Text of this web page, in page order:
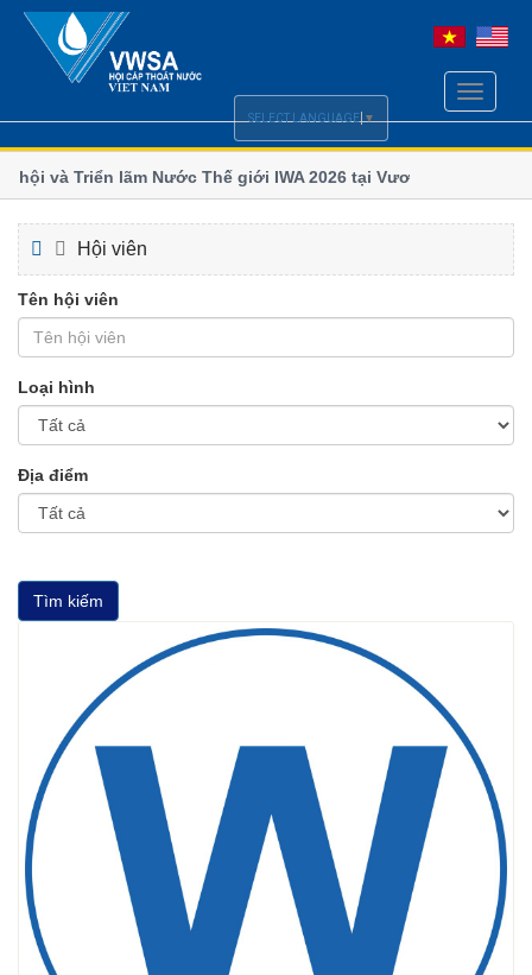
Toggle
và Triển lãm Nước Thế giới IWA 2026 tại Vương quốc
số
và Hội nghị Quốc tế ngành Nước Borneo (BIWWEC
Bộ
Hội viên
Tên hội viên
Loại hình
Địa điểm
Tìm kiếm
SELECT LANGUAGE ▼